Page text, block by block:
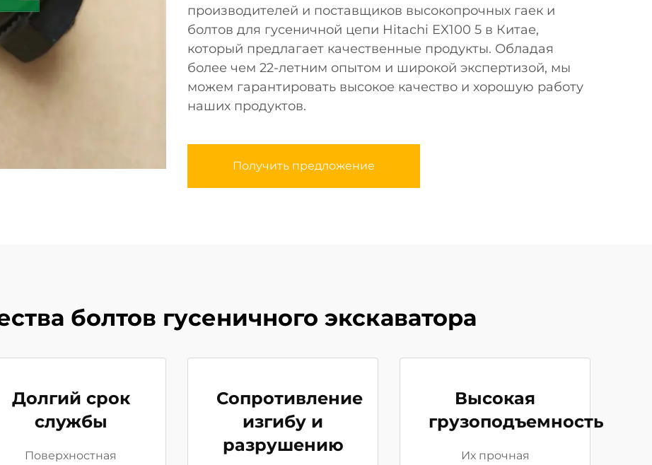
производителей и поставщиков высокопрочных гаек и
болтов для гусеничной цепи Hitachi EX100 5 в Китае,
который предлагает качественные продукты. Обладая
более чем 22-летним опытом и широкой экспертизой, мы
можем гарантировать высокое качество и хорошую работу
наших продуктов.
Получить предложение
болтов гусеничного экскаватора
Долгий срок
службы
Поверхностная
Сопротивление
изгибу и
разрушению
Высокая
грузоподъемность
Их прочная